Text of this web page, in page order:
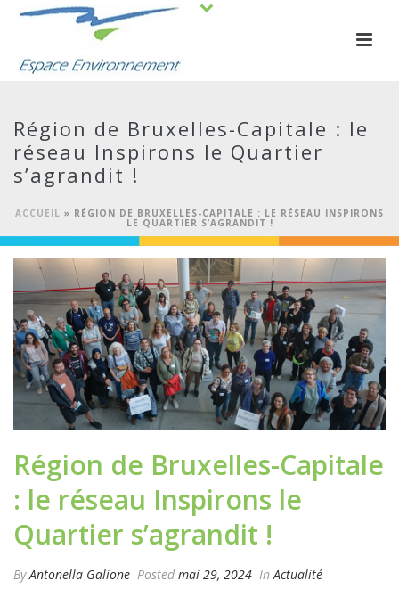
Région de Bruxelles-Capitale : le
réseau Inspirons le Quartier
s’agrandit !
ACCUEIL » RÉGION DE BRUXELLES-CAPITALE : LE RÉSEAU INSPIRONS
LE QUARTIER S’AGRANDIT !
Région de Bruxelles-Capitale
: le réseau Inspirons le
Quartier s’agrandit !
ByAntonella Galione Posted mai 29, 2024 InActualité